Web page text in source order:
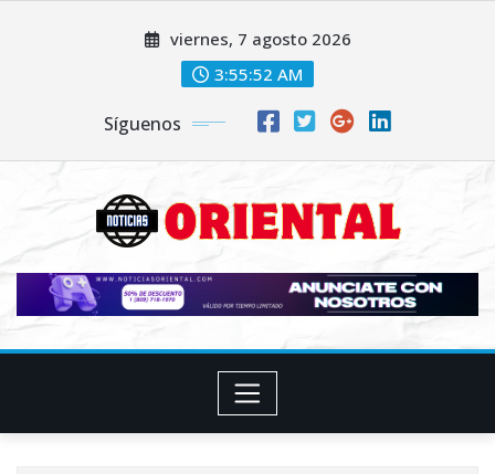
viernes, 7 agosto 2026
3:55:53 AM
Síguenos